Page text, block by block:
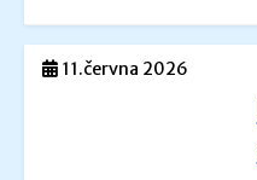
11.června 2026